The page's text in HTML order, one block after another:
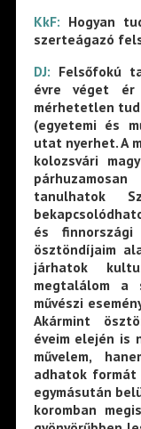
KkF: Hogyan
szerteágazó
DJ: Felsőfokú
évre véget
mérhetetlen
(egyetemi és
utat nyerhet. A
kolozsvári
tanulhatok
és finnországi
ösztöndíjaim
járhatok
megtalálom a
művészi
Akármint
éveim elején is
művelem,
adhatok
egymásután
koromban